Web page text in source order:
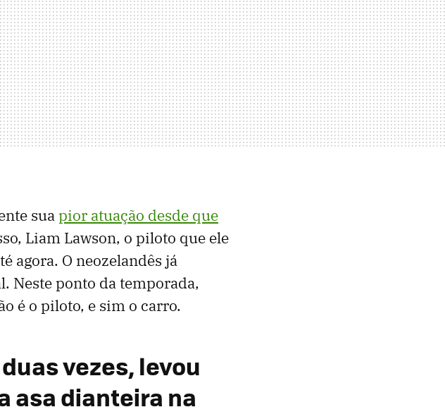
suapior atuação desde que
Liam Lawson, o piloto que ele
agora. O neozelandês já
Neste ponto da temporada,
é o piloto, e sim o carro.
vezes, levou
asa dianteira na